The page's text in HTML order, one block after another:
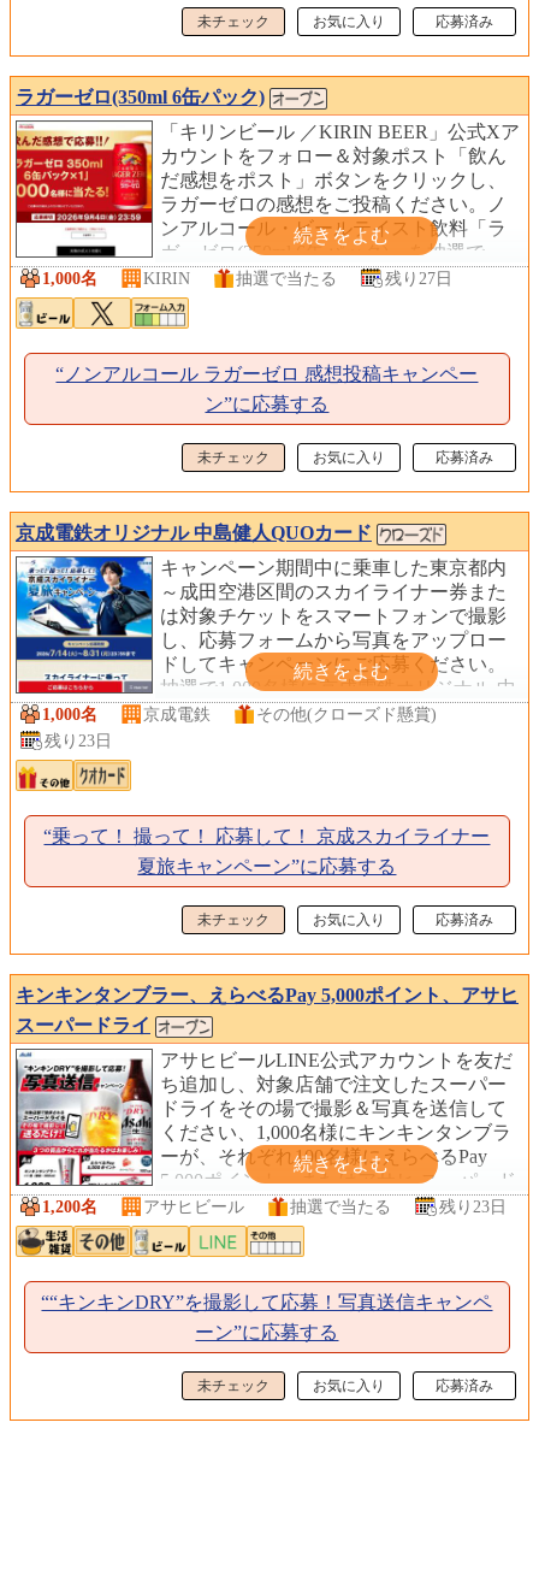
未チェック お気に入り 応募済み
ラガーゼロ(350ml 6缶パック)
「キリンビール ／KIRIN BEER」公式Xア
カウントをフォロー＆対象ポスト「飲ん
だ感想をポスト」ボタンをクリックし、
ラガーゼロの感想をご投稿ください。ノ
ンアルコール・ビールテイスト飲料「ラ
ガーゼロ(350ml 6缶パック)」を抽選で
1,000名様にプレゼントします。
1,000名 KIRIN 抽選で当たる 残り27日
“ノンアルコール ラガーゼロ 感想投稿キャンペー
ン”に応募する
未チェック お気に入り 応募済み
京成電鉄オリジナル 中島健人QUOカード
キャンペーン期間中に乗車した東京都内
～成田空港区間のスカイライナー券また
は対象チケットをスマートフォンで撮影
し、応募フォームから写真をアップロー
ドしてキャンペーンにご応募ください。
抽選で1,000名様に京成電鉄オリジナル 中
島健人QUOカード(1,000円分)をプレゼン
1,000名 京成電鉄
その他(クローズド懸賞)
残り23日
“乗って！ 撮って！ 応募して！ 京成スカイライナー
夏旅キャンペーン”に応募する
未チェック お気に入り 応募済み
キンキンタンブラー、えらべるPay 5,000ポイント、アサヒ
スーパードライ
アサヒビールLINE公式アカウントを友だ
ち追加し、対象店舗で注文したスーパー
ドライをその場で撮影＆写真を送信して
ください、1,000名様にキンキンタンブラ
ーが、それぞれ100名様にえらべるPay
5,000ポイント、またはアサヒ スーパード
ライ(1ケース)をプレゼントします。
1,200名 アサヒビール 抽選で当たる 残り23日
““キンキンDRY”を撮影して応募！写真送信キャンペ
ーン”に応募する
未チェック お気に入り 応募済み